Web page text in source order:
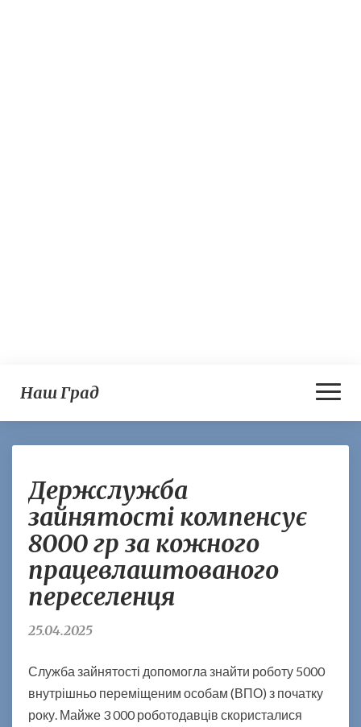
Наш Град
е
ж
с
у
н
я
Держслужба
зайнятості компенсує
8000 гр за кожного
працевлаштованого
переселенця
25.04.2025
Служба зайнятості допомогла знайти роботу 5000
внутрішньо переміщеним особам (ВПО) з початку
року. Майже 3 000 роботодавців скористалися